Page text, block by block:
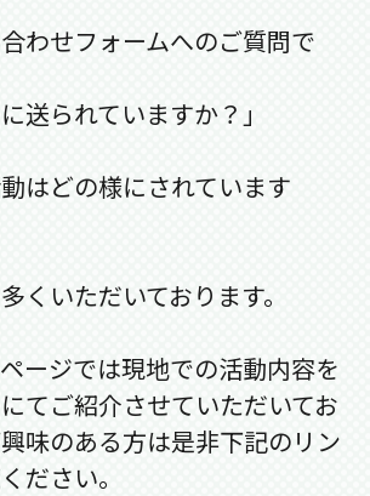
わせフォームへのご質問で
送られていますか？」
動はどの様にされています
くいただいております。
ージでは現地での活動内容を
にてご紹介させていただいてお
味のある方は是非下記のリン
ださい。